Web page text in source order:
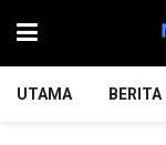
UTAMA BERITA